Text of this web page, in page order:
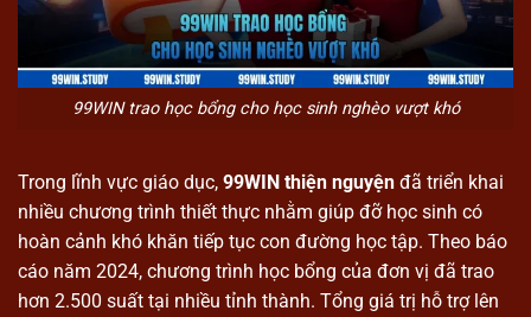
99WIN trao học bổng cho học sinh nghèo vượt khó
Trong lĩnh vực giáo dục, 99WIN thiện nguyện đã triển khai
nhiều chương trình thiết thực nhằm giúp đỡ học sinh có
hoàn cảnh khó khăn tiếp tục con đường học tập. Theo báo
cáo năm 2024, chương trình học bổng của đơn vị đã trao
hơn 2.500 suất tại nhiều tỉnh thành. Tổng giá trị hỗ trợ lên